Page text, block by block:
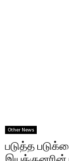
Other News
படுத்த